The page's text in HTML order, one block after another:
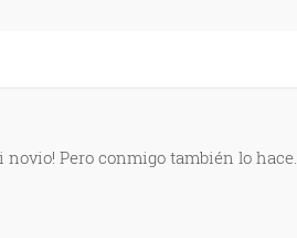
Pero conmigo también lo hace.